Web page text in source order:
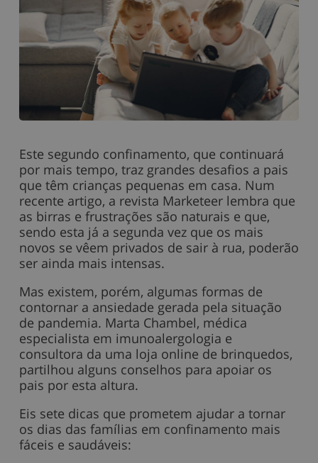
Este segundo confinamento, que continuará
por mais tempo, traz grandes desafios a pais
que têm crianças pequenas em casa. Num
recente artigo, a revista Marketeer lembra que
as birras e frustrações são naturais e que,
sendo esta já a segunda vez que os mais
novos se vêem privados de sair à rua, poderão
ser ainda mais intensas.
Mas existem, porém, algumas formas de
contornar a ansiedade gerada pela situação
de pandemia. Marta Chambel, médica
especialista em imunoalergologia e
consultora da uma loja online de brinquedos,
partilhou alguns conselhos para apoiar os
pais por esta altura.
Eis sete dicas que prometem ajudar a tornar
os dias das famílias em confinamento mais
fáceis e saudáveis: